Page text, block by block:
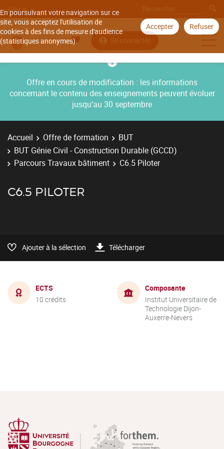
En poursuivant votre navigation sur ce
site, vous acceptez l'utilisation de
cookies à des fins de mesure d'audience
(statistiques anonymes).
Accepter Refuser
Aller à
Se connecter
Offre en cours de modification : les informations
concernant le contenu des enseignements peuvent évoluer
jusqu’au 30 septembre
Accueil Offre de formation
BUT
BUT Génie Civil - Construction Durable (GCCD)
Parcours Travaux bâtiment
C6.5 Piloter
C6.5 PILOTER
Ajouter à la sélection Télécharger
ECTS
10 crédits
Composante
Institut Universitaire de
Technologie Dijon-
Auxerre-Nevers